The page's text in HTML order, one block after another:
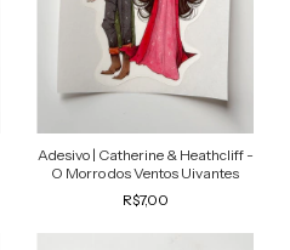
Adesivo | Catherine & Heathcliff -
O Morro dos Ventos Uivantes
R$7,00